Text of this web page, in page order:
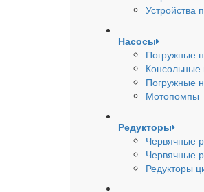
Устройства
Насосы
Погружные
Консольные
Погружные
Мотопомпы
Редукторы
Червячные
Червячные
Редукторы